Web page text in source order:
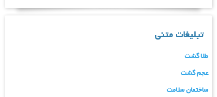
تبلیغات متنی
طلا گشت
عجم گشت
ساختمان سلامت